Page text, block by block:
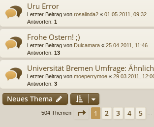
Uru Error
Letzter Beitrag von rosalinda2 « 01.05.2011, 09:32
Antworten: 1
Frohe Ostern! ;)
Letzter Beitrag von Dulcamara « 25.04.2011, 11:46
Antworten: 13
Universität Bremen Umfrage:
Letzter Beitrag von moeperrymoe « 29.03.2011,
Antworten: 3
Neues Thema
504 Themen Seite 1 von 11
1 2 3 4 5